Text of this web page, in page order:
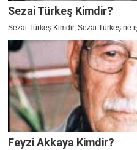
Sezai Türkeş Kimdir?
Sezai Türkeş Kimdir, Sezai Türkeş ne
Feyzi Akkaya Kimdir?